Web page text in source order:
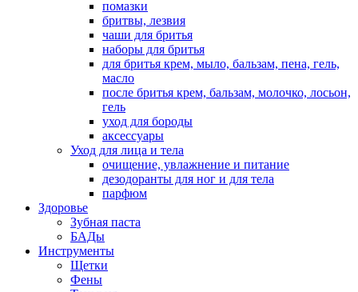
помазки
бритвы, лезвия
чаши для бритья
наборы для бритья
для бритья крем, мыло, бальзам, пена, гель,
масло
после бритья крем, бальзам, молочко, лосьон,
гель
уход для бороды
аксессуары
Уход для лица и тела
очищение, увлажнение и питание
дезодоранты для ног и для тела
парфюм
Здоровье
Зубная паста
БАДы
Инструменты
Щетки
Фены